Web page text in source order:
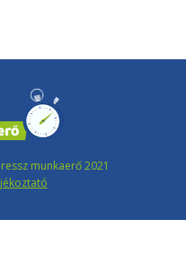
munkaerő 2021